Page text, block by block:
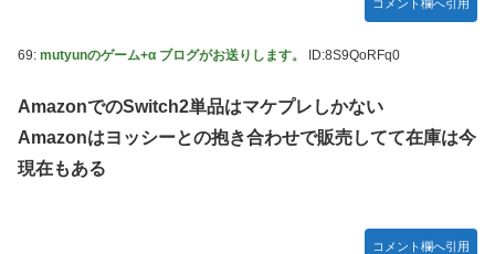
コメント欄へ引用
69: mutyunのゲーム+α ブログがお送りします。 ID:8S9QoRFq0
AmazonでのSwitch2単品はマケプレしかない
Amazonはヨッシーとの抱き合わせで販売してて在庫は今
現在もある
コメント欄へ引用